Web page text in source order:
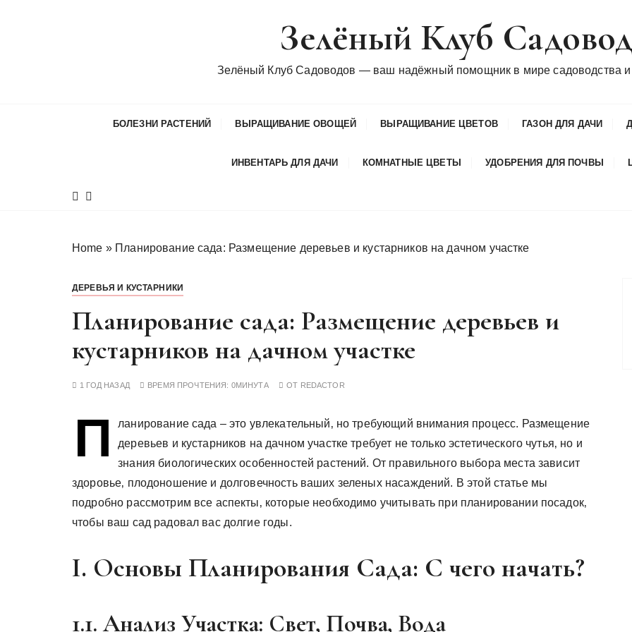
Зелёный Клуб
Зелёный Клуб Садоводов — ваш надёжный помощник в мире садоводства и
БОЛЕЗНИ РАСТЕНИЙ ВЫРАЩИВАНИЕ ОВОЩЕЙ ВЫРАЩИВАНИЕ ЦВЕТОВ ГАЗОН ДЛЯ ДАЧИ
ИНВЕНТАРЬ ДЛЯ ДАЧИ КОМНАТНЫЕ ЦВЕТЫ УДОБРЕНИЯ ДЛЯ ПОЧВЫ
Home » Планирование сада: Размещение деревьев и кустарников на дачном участке
ДЕРЕВЬЯ И КУСТАРНИКИ
Планирование сада: Размещение деревьев и
кустарников на дачном участке
1 ГОД НАЗАД ВРЕМЯ ПРОЧТЕНИЯ: 0МИНУТА ОТ REDACTOR
П
ланирование сада – это увлекательный‚ но требующий внимания процесс. Размещение
деревьев и кустарников на дачном участке требует не только эстетического чутья‚ но и
знания биологических особенностей растений. От правильного выбора места зависит
здоровье‚ плодоношение и долговечность ваших зеленых насаждений. В этой статье мы
подробно рассмотрим все аспекты‚ которые необходимо учитывать при планировании посадок‚
чтобы ваш сад радовал вас долгие годы.
I. Основы Планирования Сада: С чего начать?
1.1. Анализ Участка: Свет‚ Почва‚ Вода